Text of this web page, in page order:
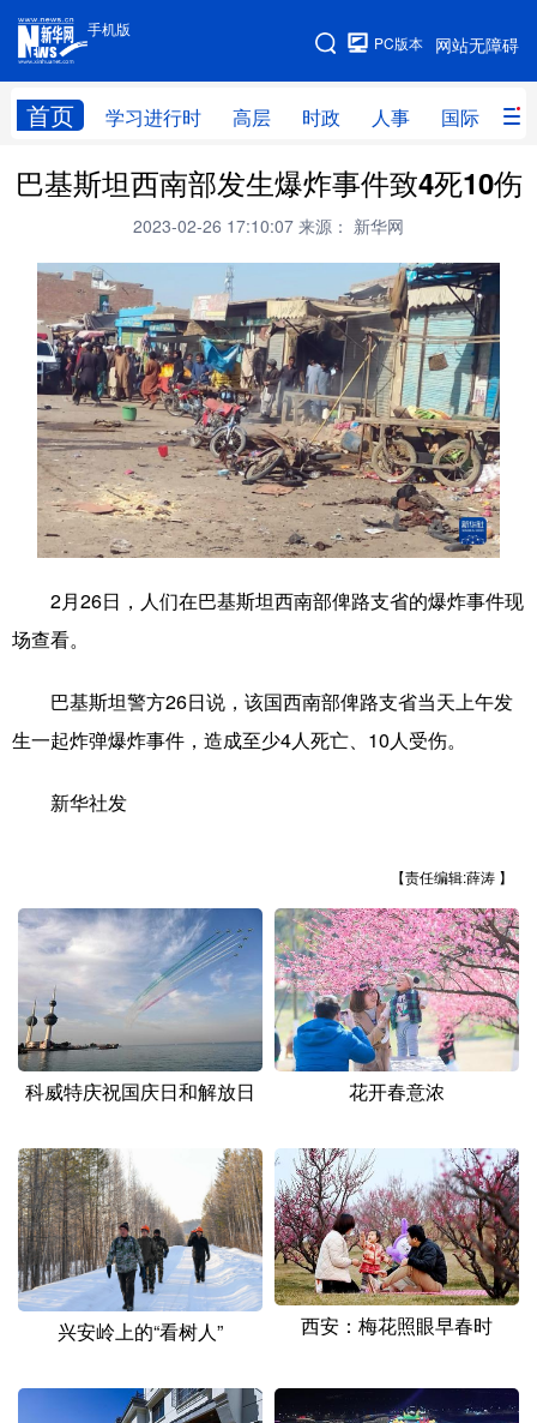
手机版
网站无障碍
PC版本
首页 学习进行时 高层 时政 人事 国际 财
手机版
网站地图
学习进行时 高层 时政 人事
财经 网评
台湾 思客智库 全球连线 教育
科技 科创 量子 体育
文化 书画 健康 军事
访谈 视频 图片 政务
法律 中央文件 金融 汽车
食品 人居 信息化 数字经济
城市
公益 一带一路 亚太网 上市公司
北京 天津 河北 山西
辽宁 吉林 上海 江苏
浙江 安徽 福建 江西
山东 河南 湖南
四川 贵州 云南 西藏
陕西 甘肃 青海 宁夏
新疆 内蒙古 黑龙江
巴基斯坦西南部发生爆炸事件致4死10伤
2023-02-26 17:10:07 来源： 新华网
2月26日，人们在巴基斯坦西南部俾路支省的爆炸事件现
场查看。
巴基斯坦警方26日说，该国西南部俾路支省当天上午发
生一起炸弹爆炸事件，造成至少4人死亡、10人受伤。
新华社发
【责任编辑:薛涛 】
科威特庆祝国庆日和解放日 花开春意浓
兴安岭上的“看树人” 西安：梅花照眼早春时